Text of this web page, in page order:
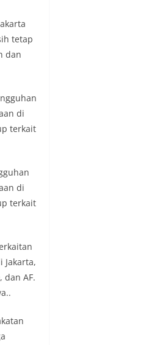
tetap
dan
di
terkait
di
terkait
Jakarta,
dan AF.